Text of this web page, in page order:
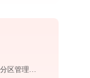
傲梅分区助手完整使用教程：磁盘分区管理与数据迁移实战指南